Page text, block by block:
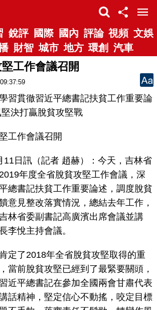
銳評 國際 國內 評論 視頻 文娛
財智 城市 地方 環創 汽車
工作會議召開
貫徹習近平總書記扶貧工作重要論
決打贏脫貧攻堅戰
作會議召開
日訊（記者 趙赫）：今天，吉林省
年度全省脫貧攻堅工作會議，深
總書記扶貧工作重要論述，調度脫貧
意見整改落實情況，總結去年工作，
林省委副書記高廣濱出席會議並講
李悅主持會議。
了2018年全省脫貧攻堅取得的重
當前脫貧攻堅已經到了最緊要關頭，
近平總書記在參加全國兩會甘肅代表
話精神，堅定信心不動搖，咬定目標